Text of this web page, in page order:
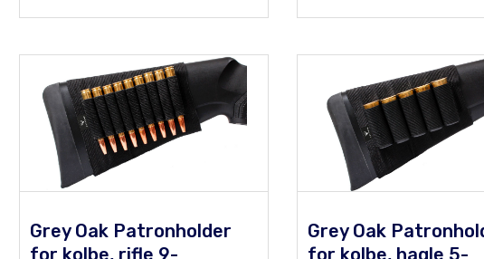
Grey Oak Patronholder
Grey Oak